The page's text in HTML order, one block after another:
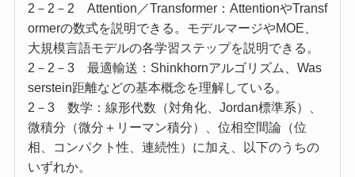
2－2－2 Attention／Transformer：AttentionやTransf
ormerの数式を説明できる。モデルマージやMOE、
大規模言語モデルの各学習ステップを説明できる。
2－2－3 最適輸送：Shinkhornアルゴリズム、Was
serstein距離などの基本概念を理解している。
2－3 数学：線形代数（対角化、Jordan標準系）、
微積分（微分＋リーマン積分）、位相空間論（位
相、コンパクト性、連続性）に加え、以下のうちの
いずれか。